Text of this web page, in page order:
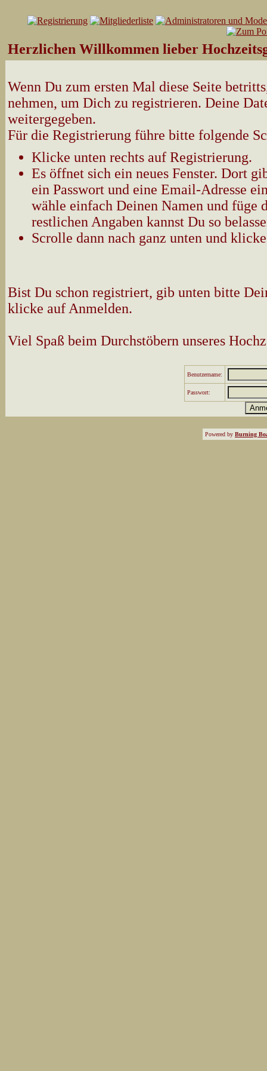
Herzlichen Willkommen lieber
Wenn Du zum ersten Mal diese Seite
nehmen, um Dich zu registrieren. Deine
weitergegeben.
Für die Registrierung führe bitte folgende
Klicke unten rechts auf Registrierung.
Es öffnet sich ein neues Fenster. Dort
ein Passwort und eine Email-Adresse
wähle einfach Deinen Namen und füge
restlichen Angaben kannst Du so
Scrolle dann nach ganz unten und
Bist Du schon registriert, gib unten bitte
klicke auf Anmelden.
Viel Spaß beim Durchstöbern unseres
Benutzername:
Passwort:
Powered by Burning